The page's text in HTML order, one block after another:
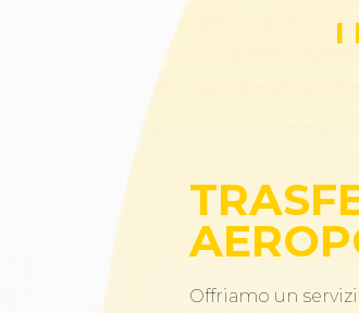
I
Offriamo un